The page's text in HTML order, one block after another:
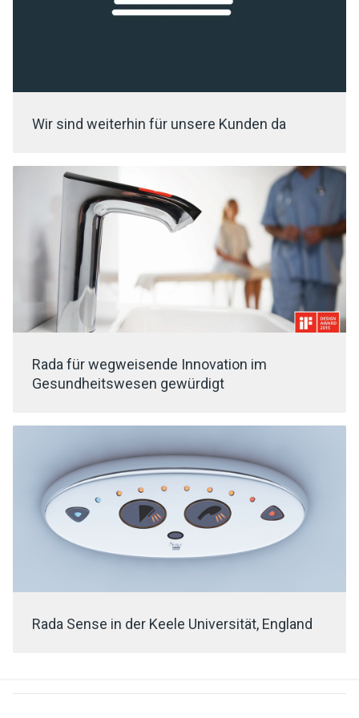
Wir sind weiterhin für unsere Kunden da
Rada für wegweisende Innovation im
Gesundheitswesen gewürdigt
Rada Sense in der Keele Universität, England